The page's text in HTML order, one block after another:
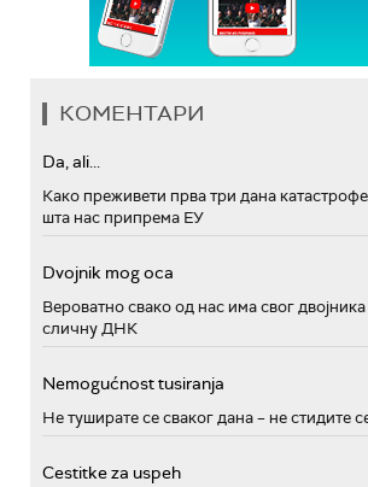
КОМЕНТАРИ
Da, ali...
Како преживети прва три дана
шта нас припрема ЕУ
Dvojnik mog oca
Вероватно свако од нас има свог
сличну ДНК
Nemogućnost tusiranja
Не туширате се сваког дана – не стидите
Cestitke za uspeh